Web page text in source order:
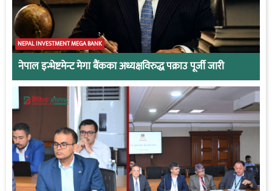
NEPAL INVESTMENT MEGA BANK
नेपाल इन्भेष्टमेन्ट मेगा बैंकका अध्यक्षविरुद्ध पक्राउ पूर्जी जारी